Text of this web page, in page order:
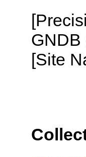
GNDB
[Site